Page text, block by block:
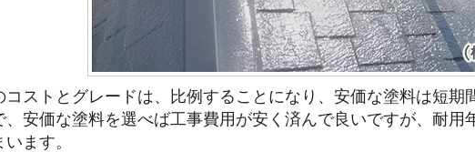
コストとグレードは、比例することになり、安価な塗料は短期
、安価な塗料を選べば工事費用が安く済んで良いですが、耐用
ます。